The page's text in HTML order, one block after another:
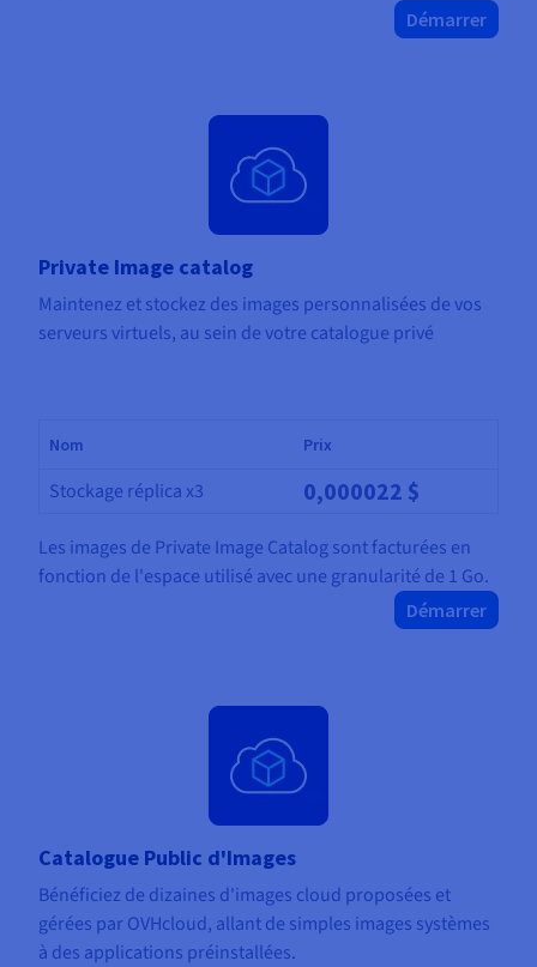
Démarrer
Private Image catalog
Maintenez et stockez des images personnalisées de vos
serveurs virtuels, au sein de votre catalogue privé
Nom Prix
Stockage réplica x3 0,000022 $
Les images de Private Image Catalog sont facturées en
fonction de l'espace utilisé avec une granularité de 1 Go.
Démarrer
Catalogue Public d'Images
Bénéficiez de dizaines d'images cloud proposées et
gérées par OVHcloud, allant de simples images systèmes
à des applications préinstallées.